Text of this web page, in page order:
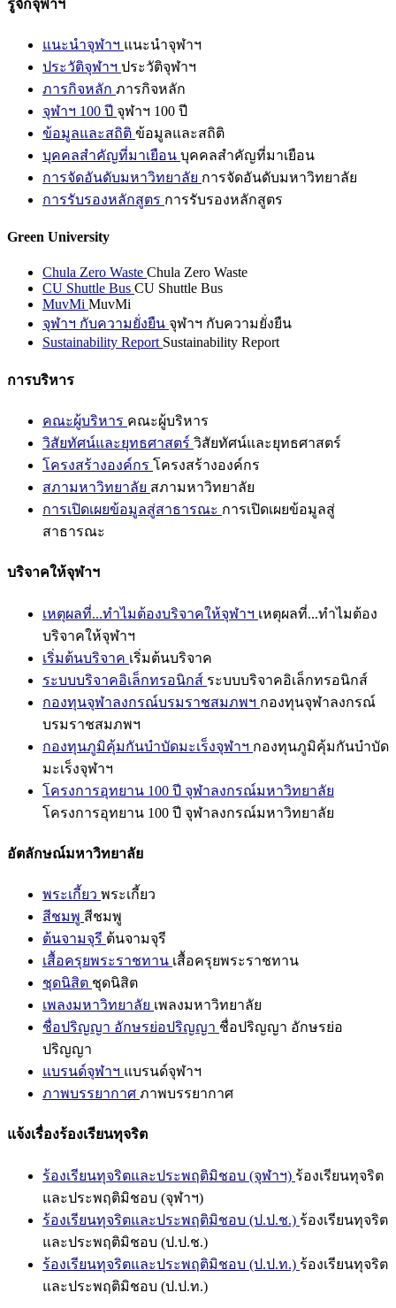
รู้จักจุฬาฯ
แนะนำจุฬาฯ แนะนำจุฬาฯ
ประวัติจุฬาฯ ประวัติจุฬาฯ
ภารกิจหลัก ภารกิจหลัก
จุฬาฯ 100 ปี จุฬาฯ 100 ปี
ข้อมูลและสถิติ ข้อมูลและสถิติ
บุคคลสำคัญที่มาเยือน บุคคลสำคัญที่มาเยือน
การจัดอันดับมหาวิทยาลัย การจัดอันดับมหาวิทยาลัย
การรับรองหลักสูตร การรับรองหลักสูตร
Green University
Chula Zero Waste Chula Zero Waste
CU Shuttle Bus CU Shuttle Bus
MuvMi MuvMi
จุฬาฯ กับความยั่งยืน จุฬาฯ กับความยั่งยืน
Sustainability Report Sustainability Report
การบริหาร
คณะผู้บริหาร คณะผู้บริหาร
วิสัยทัศน์และยุทธศาสตร์ วิสัยทัศน์และยุทธศาสตร์
โครงสร้างองค์กร โครงสร้างองค์กร
สภามหาวิทยาลัย สภามหาวิทยาลัย
การเปิดเผยข้อมูลสู่สาธารณะ การเปิดเผยข้อมูลสู่
สาธารณะ
บริจาคให้จุฬาฯ
เหตุผลที่...ทำไมต้องบริจาคให้จุฬาฯ เหตุผลที่...ทำไมต้อง
บริจาคให้จุฬาฯ
เริ่มต้นบริจาค เริ่มต้นบริจาค
ระบบบริจาคอิเล็กทรอนิกส์ ระบบบริจาคอิเล็กทรอนิกส์
กองทุนจุฬาลงกรณ์บรมราชสมภพฯ กองทุนจุฬาลงกรณ์
บรมราชสมภพฯ
กองทุนภูมิคุ้มกันบำบัดมะเร็งจุฬาฯ กองทุนภูมิคุ้มกันบำบัด
มะเร็งจุฬาฯ
โครงการอุทยาน 100 ปี จุฬาลงกรณ์มหาวิทยาลัย
โครงการอุทยาน 100 ปี จุฬาลงกรณ์มหาวิทยาลัย
อัตลักษณ์มหาวิทยาลัย
พระเกี้ยว พระเกี้ยว
สีชมพู สีชมพู
ต้นจามจุรี ต้นจามจุรี
เสื้อครุยพระราชทาน เสื้อครุยพระราชทาน
ชุดนิสิต ชุดนิสิต
เพลงมหาวิทยาลัย เพลงมหาวิทยาลัย
ชื่อปริญญา อักษรย่อปริญญา ชื่อปริญญา อักษรย่อ
ปริญญา
แบรนด์จุฬาฯ แบรนด์จุฬาฯ
ภาพบรรยากาศ ภาพบรรยากาศ
แจ้งเรื่องร้องเรียนทุจริต
ร้องเรียนทุจริตและประพฤติมิชอบ (จุฬาฯ) ร้องเรียนทุจริต
และประพฤติมิชอบ (จุฬาฯ)
ร้องเรียนทุจริตและประพฤติมิชอบ (ป.ป.ช.) ร้องเรียนทุจริต
และประพฤติมิชอบ (ป.ป.ช.)
ร้องเรียนทุจริตและประพฤติมิชอบ (ป.ป.ท.) ร้องเรียนทุจริต
และประพฤติมิชอบ (ป.ป.ท.)